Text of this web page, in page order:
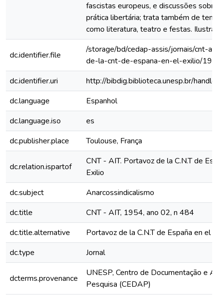
fascistas europeus, e discussões
prática libertária; trata também de
como literatura, teatro e festas.
dc.identifier.file
/storage/bd/cedap-assis/jornais/cnt-
de-la-cnt-de-espana-en-el-exilio/
dc.identifier.uri
http://bibdig.biblioteca.unesp.br/
dc.language
Espanhol
dc.language.iso
es
dc.publisher.place
Toulouse, França
dc.relation.ispartof
CNT - AIT. Portavoz de la C.N.T de
Exilio
dc.subject
Anarcossindicalismo
dc.title
CNT - AIT, 1954, ano 02, n 484
dc.title.alternative
Portavoz de la C.N.T de España en el
dc.type
Jornal
dcterms.provenance
UNESP, Centro de Documentação e
Pesquisa (CEDAP)